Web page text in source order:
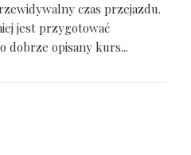
czas przejazdu.
jest przygotować
dobrze opisany kurs...